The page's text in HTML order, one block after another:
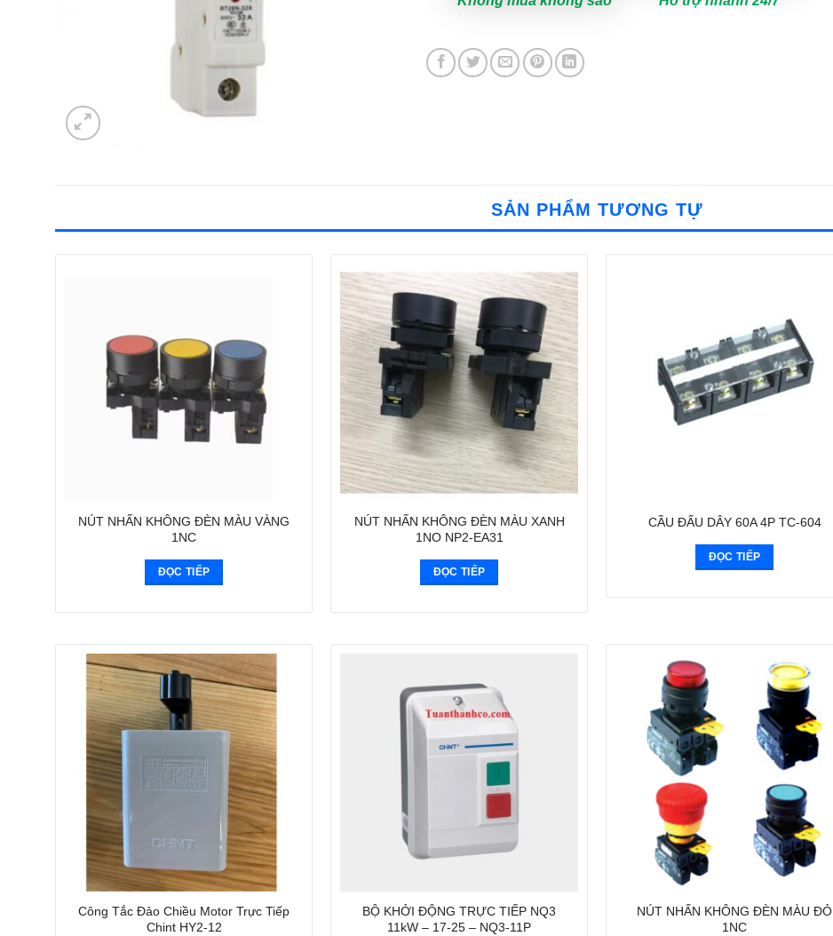
SẢN PHẨM TƯƠNG TỰ
NÚT NHẤN KHÔNG ĐÈN MÀU VÀNG
1NC
ĐỌC TIẾP
NÚT NHẤN KHÔNG ĐÈN MÀU XANH
1NO NP2-EA31
ĐỌC TIẾP
CẦU ĐẤU DÂY 60A 4P TC-604
ĐỌC TIẾP
Công Tắc Đảo Chiều Motor Trực Tiếp
Chint HY2-12
BỘ KHỞI ĐỘNG TRỰC TIẾP NQ3
11kW – 17-25 – NQ3-11P
NÚT NHẤN KHÔNG ĐÈN MÀU ĐỎ
1NC